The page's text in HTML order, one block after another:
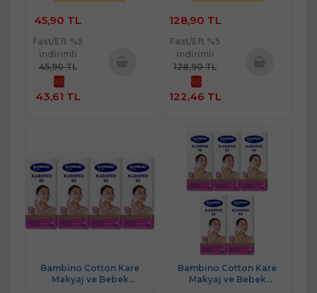
45,90 TL
Fast/Eft %5
indirimli
45,90 TL
%5
43,61 TL
128,90 TL
Fast/Eft %5
indirimli
128,90 TL
%5
122,46 TL
Bambino Cotton Kare
Makyaj ve Bebek
Bambino Cotton Kare
Makyaj ve Bebek